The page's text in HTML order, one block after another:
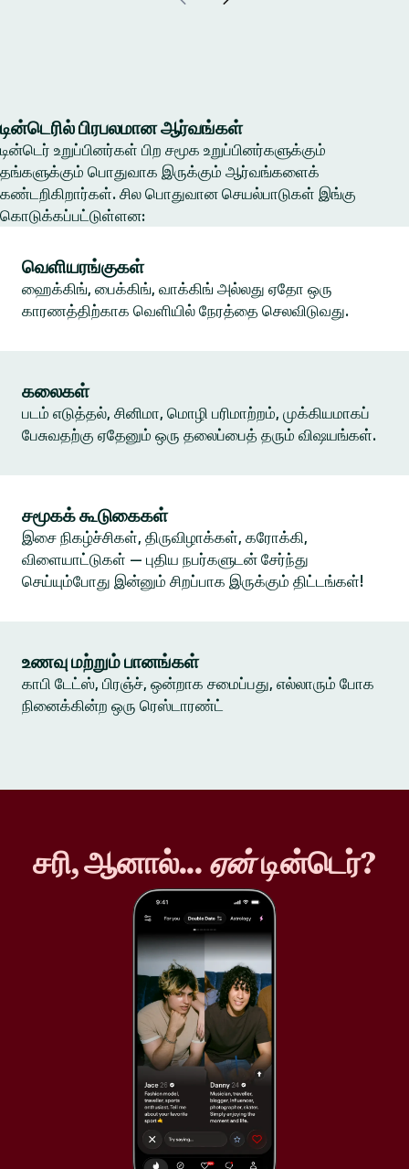
டின்டெரில் பிரபலமான ஆர்வங்கள்
டின்டெர் உறுப்பினர்கள் பிற சமூக உறுப்பினர்களுக்கும்
தங்களுக்கும் பொதுவாக இருக்கும் ஆர்வங்களைக்
கண்டறிகிறார்கள். சில பொதுவான செயல்பாடுகள் இங்கு
கொடுக்கப்பட்டுள்ளன:
வெளியரங்குகள்
ஹைக்கிங், பைக்கிங், வாக்கிங் அல்லது ஏதோ ஒரு
காரணத்திற்காக வெளியில் நேரத்தை செலவிடுவது.
கலைகள்
படம் எடுத்தல், சினிமா, மொழி பரிமாற்றம், முக்கியமாகப்
பேசுவதற்கு ஏதேனும் ஒரு தலைப்பைத் தரும் விஷயங்கள்.
சமூகக் கூடுகைகள்
இசை நிகழ்ச்சிகள், திருவிழாக்கள், கரோக்கி,
விளையாட்டுகள் — புதிய நபர்களுடன் சேர்ந்து
செய்யும்போது இன்னும் சிறப்பாக இருக்கும் திட்டங்கள்!
உணவு மற்றும் பானங்கள்
காபி டேட்ஸ், பிரஞ்ச், ஒன்றாக சமைப்பது, எல்லாரும் போக
நினைக்கின்ற ஒரு ரெஸ்டாரண்ட்
சரி, ஆனால்... ஏன்டின்டெர்?